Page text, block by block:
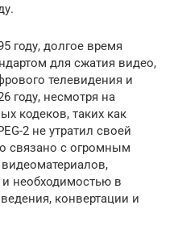
году, долгое время
для сжатия видео,
телевидения и
году, несмотря на
кодеков, таких как
2 не утратил своей
связано с огромным
необходимостью в
конвертации и